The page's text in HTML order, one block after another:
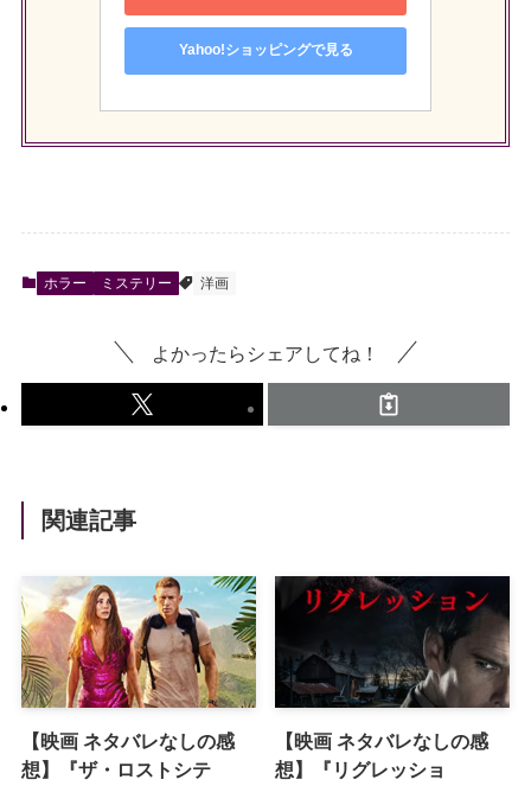
Yahoo!ショッピングで見る
ホラー ミステリー 洋画
よかったらシェアしてね！
関連記事
【映画 ネタバレなしの感
想】『ザ・ロストシテ
【映画 ネタバレなしの感
想】『リグレッショ